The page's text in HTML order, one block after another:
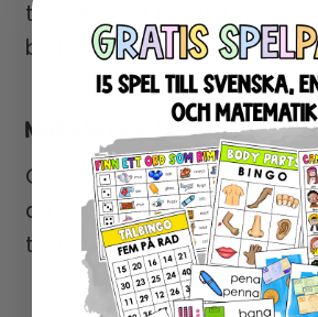
tränar vi att hämta
bilder och text.
MATCHA ORD OCH BILDER
Ord- och bildkort som
arbeta med ordförråd och
texten.